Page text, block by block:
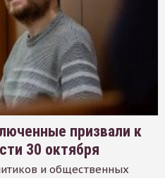
призвали к
30 октября
и общественных